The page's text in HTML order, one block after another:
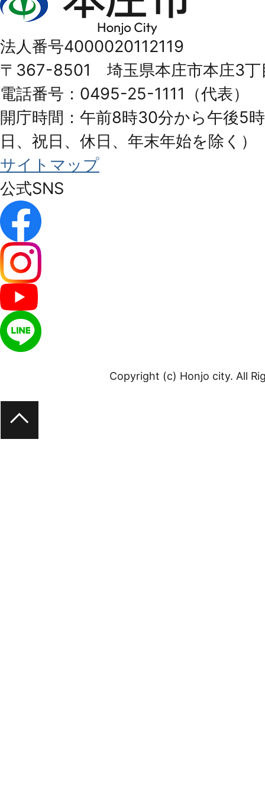
庄
Honjo
City
法人番号4000020112119
〒367-8501 埼玉県本庄市本庄3丁
電話番号：0495-25-1111（代表）
開庁時間：午前8時30分から午後5
日、祝日、休日、年末年始を除く）
サイトマップ
公式SNS
Copyright (c) Honjo city. All